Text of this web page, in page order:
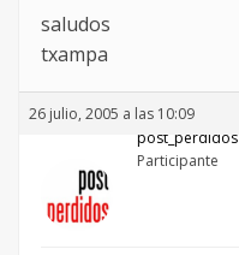
saludos
txampa
26 julio, 2005 a las 10:09
post_perdidos
Participante